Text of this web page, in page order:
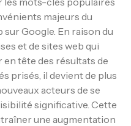
majeurs du
Google. En raison du
et de sites web qui
tête des résultats de
prisés, il devient de plus
acteurs de se
significative. Cette
une augmentation